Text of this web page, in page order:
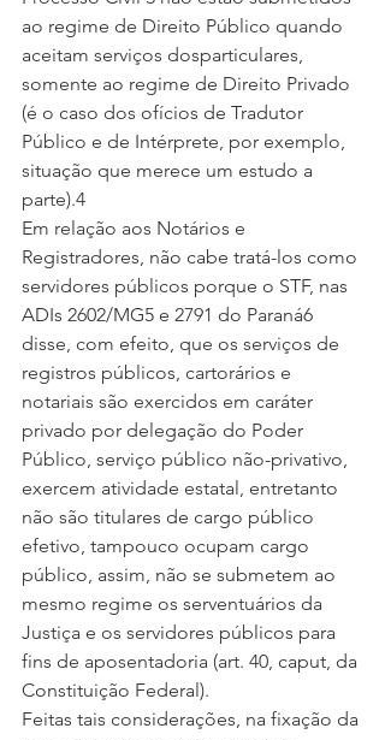
ao regime de Direito Público quando
aceitam serviços dosparticulares,
somente ao regime de Direito Privado
(é o caso dos ofícios de Tradutor
Público e de Intérprete, por exemplo,
situação que merece um estudo a
parte).4
Em relação aos Notários e
Registradores, não cabe tratá-los como
servidores públicos porque o STF, nas
ADIs 2602/MG5 e 2791 do Paraná6
disse, com efeito, que os serviços de
registros públicos, cartorários e
notariais são exercidos em caráter
privado por delegação do Poder
Público, serviço público não-privativo,
exercem atividade estatal, entretanto
não são titulares de cargo público
efetivo, tampouco ocupam cargo
público, assim, não se submetem ao
mesmo regime os serventuários da
Justiça e os servidores públicos para
fins de aposentadoria (art. 40, caput, da
Constituição Federal).
Feitas tais considerações, na fixação da